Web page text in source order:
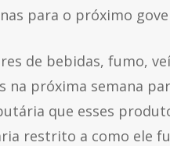
para o próximo
de bebidas, fumo,
na próxima semana
que esses
restrito a como ele